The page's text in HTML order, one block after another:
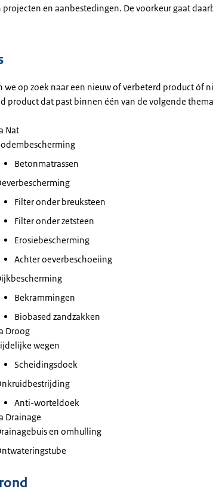
projecten en aanbestedingen. De voorkeur gaat
we op zoek naar een nieuw of verbeterd product óf
product dat past binnen één van de volgende
Nat
Betonmatrassen
Filter onder breuksteen
Filter onder zetsteen
Erosiebescherming
Achter oeverbeschoeiing
Bekrammingen
Biobased zandzakken
Droog
wegen
Scheidingsdoek
Anti-worteldoek
Drainage
en omhulling